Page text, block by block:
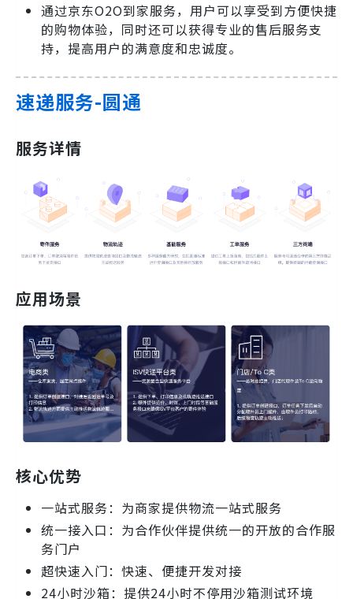
通过京东O2O到家服务，用户可以享受到方便快捷
的购物体验，同时还可以获得专业的售后服务支
持，提高用户的满意度和忠诚度。
速递服务-圆通
服务详情
应用场景
核心优势
一站式服务：为商家提供物流一站式服务
统一接入口：为合作伙伴提供统一的开放的合作服
务门户
超快速入门：快速、便捷开发对接
24小时沙箱：提供24小时不停用沙箱测试环境